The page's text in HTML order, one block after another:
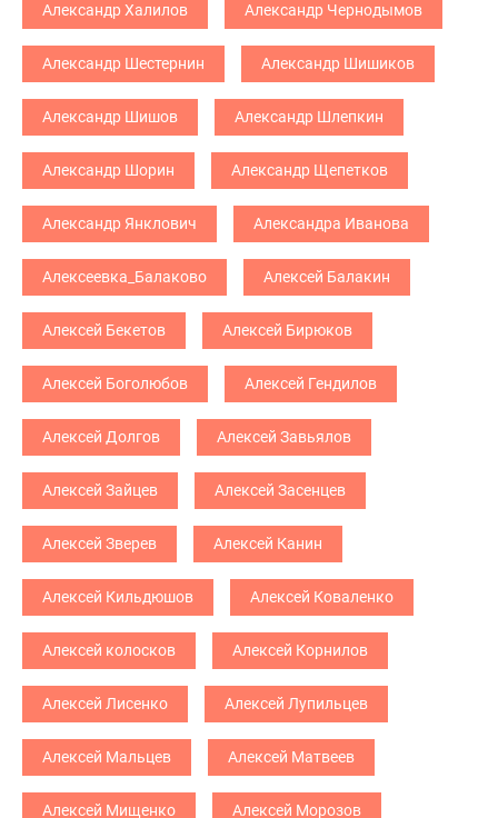
Александр Халилов Александр Чернодымов
Александр Шестернин Александр Шишиков
Александр Шишов Александр Шлепкин
Александр Шорин Александр Щепетков
Александр Янклович Александра Иванова
Алексеевка_Балаково Алексей Балакин
Алексей Бекетов Алексей Бирюков
Алексей Боголюбов Алексей Гендилов
Алексей Долгов Алексей Завьялов
Алексей Зайцев Алексей Засенцев
Алексей Зверев Алексей Канин
Алексей Кильдюшов Алексей Коваленко
Алексей колосков Алексей Корнилов
Алексей Лисенко Алексей Лупильцев
Алексей Мальцев Алексей Матвеев
Алексей Мищенко Алексей Морозов